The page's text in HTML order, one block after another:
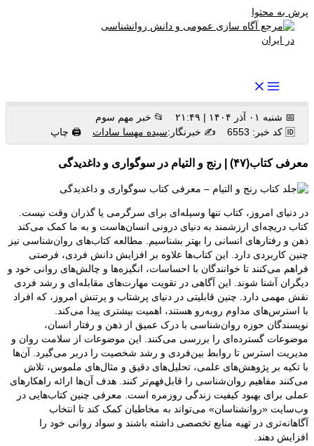
پرش به محتوا
📅 شنبه ۰۱ آذر ۱۴۰۴ | ۲۱:۴۹
📂 خبر مهم سوم
🆔 کد خبر: 6553
✍️ خبرنگار:سیده مهسا سادات 🖨 چاپ
معرفی کتاب(۴۷) | رنج و التیام در سوگواری و داغدیدگی
در دنیای امروز، کتاب تنها وسیله‌ای برای سرگرمی یا گذران وقت نیست.
کتاب دریچه‌ای ارزشمند به دنیای درونی انسان‌هاست و به ما کمک می‌کند
ذهن و رفتارهای انسانی را بهتر بشناسیم. مطالعه کتاب‌های روان‌شناسی نیز
چنین کاربردی دارد. این کتاب‌ها علاوه بر افزایش دانش فردی، فرصتی
فراهم می‌کنند تا خوانندگان با احساسات، انگیزه‌ها و چالش‌های روانی خود و
دیگران آشنا شوند. این آگاهی در تقویت مهارت‌های مقابله‌ای و رشد فردی
نقش مهمی دارد. چنین قابلیتی در دنیای پرشتاب و پرتنش امروز، که افراد
با استرس‌های مداوم روبه‌رو هستند، اهمیت بیشتری پیدا می‌کند.
نویسندگان حوزه روان‌شناسی با درک عمیق از ذهن و رفتار انسان،
موضوعات گسترده‌ای را بررسی می‌کنند. این موضوعات از سلامت روان و
مدیریت استرس تا روابط بین‌فردی و رشد شخصیت را دربر می‌گیرد. آن‌ها
با تکیه بر پژوهش‌های علمی، تحلیل‌های دقیق و مثال‌های ملموس، تلاش
می‌کنند مفاهیم روان‌شناسی را قابل‌فهم‌تر کنند. هدف آن‌ها ارائه راهکارهای
عملی برای بهبود کیفیت زندگی روزمره است. معرفی چنین کتاب‌هایی در
وب‌سایت «روانشناسان» می‌تواند به مخاطبان کمک کند تا انتخاب
آگاهانه‌تری در تهیه منابع تخصصی داشته باشند و سواد روانی خود را
افزایش دهند.